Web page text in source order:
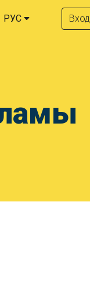
РУС Вход